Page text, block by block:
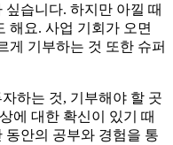
습니다. 하지만 아낄 때
해요. 사업 기회가 오면
게 기부하는 것 또한 슈퍼
하는 것, 기부해야 할 곳
에 대한 확신이 있기 때
동안의 공부와 경험을 통